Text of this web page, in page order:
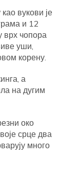
вукови је
и 12
врх чопора
уши,
корену.
а
на дугим
око
срце два
много